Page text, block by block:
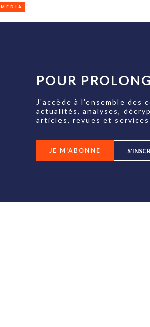
MEDIA
POUR
J'accède à l'ensemble des
actualités, analyses,
articles, revues et
JE M'ABONNE